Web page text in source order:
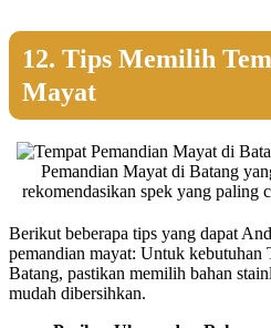
12. Tips Memilih
Mayat
Pemandian Mayat di Batang
rekomendasikan spek yang paling
Berikut beberapa tips yang dapat
pemandian mayat: Untuk kebutuhan
Batang, pastikan memilih bahan
mudah dibersihkan.